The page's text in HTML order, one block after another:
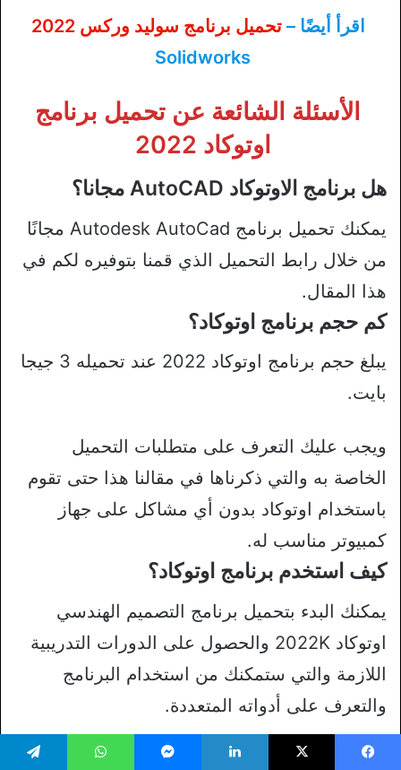
اقرأ أيضًا – تحميل برنامج سوليد وركس 2022
Solidworks
الأسئلة الشائعة عن تحميل برنامج
اوتوكاد 2022
هل برنامج الاوتوكاد AutoCAD مجانا؟
يمكنك تحميل برنامج Autodesk AutoCad مجانًا
من خلال رابط التحميل الذي قمنا بتوفيره لكم في
هذا المقال.
كم حجم برنامج اوتوكاد؟
يبلغ حجم برنامج اوتوكاد 2022 عند تحميله 3 جيجا
بايت.
ويجب عليك التعرف على متطلبات التحميل
الخاصة به والتي ذكرناها في مقالنا هذا حتى تقوم
باستخدام اوتوكاد بدون أي مشاكل على جهاز
كمبيوتر مناسب له.
كيف استخدم برنامج اوتوكاد؟
يمكنك البدء بتحميل برنامج التصميم الهندسي
اوتوكاد 2022K والحصول على الدورات التدريبية
اللازمة والتي ستمكنك من استخدام البرنامج
والتعرف على أدواته المتعددة.
سواء كان ذلك من خلال دورات هندسية مدفوعة